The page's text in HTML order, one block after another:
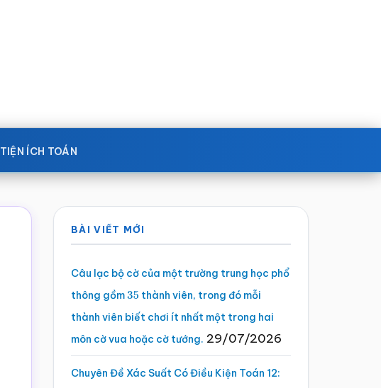
TIỆN ÍCH TOÁN
Sidebar
chính
BÀI VIẾT MỚI
Câu lạc bộ cờ của một trường trung học phổ
thông gồm35 thành viên, trong đó mỗi
thành viên biết chơi ít nhất một trong hai
môn cờ vua hoặc cờ tướng. 29/07/2026
Chuyên Đề Xác Suất Có Điều Kiện Toán 12: